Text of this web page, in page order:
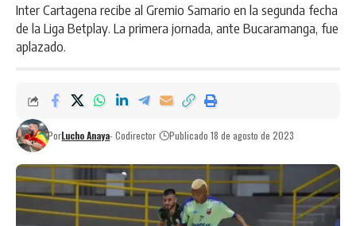
Inter Cartagena recibe al Gremio Samario en la segunda fecha
de la Liga Betplay. La primera jornada, ante Bucaramanga, fue
aplazado.
PorLucho Anaya- Codirector Publicado 18 de agosto de 2023